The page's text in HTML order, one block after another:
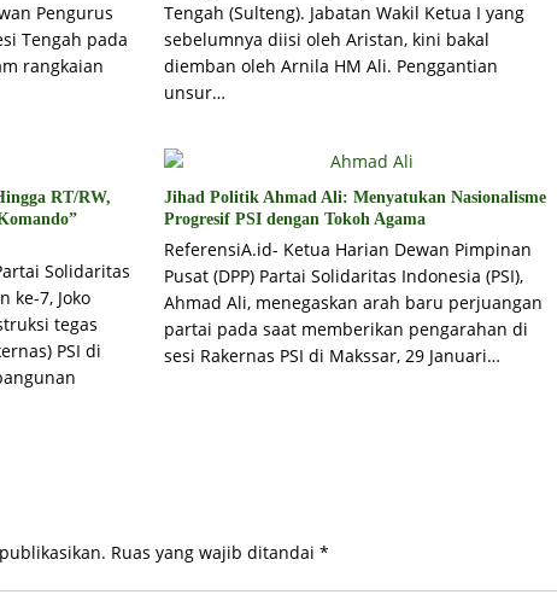
Pengurus
Tengah pada
rangkaian
Tengah (Sulteng). Jabatan Wakil Ketua I yang
sebelumnya diisi oleh Aristan, kini bakal
diemban oleh Arnila HM Ali. Penggantian
unsur…
RT/RW,
Solidaritas
ke-7, Joko
tegas
PSI di
Jihad Politik Ahmad Ali: Menyatukan Nasionalisme
Progresif PSI dengan Tokoh Agama
ReferensiA.id- Ketua Harian Dewan Pimpinan
Pusat (DPP) Partai Solidaritas Indonesia (PSI),
Ahmad Ali, menegaskan arah baru perjuangan
partai pada saat memberikan pengarahan di
sesi Rakernas PSI di Makssar, 29 Januari…
Ruas yang wajib ditandai *